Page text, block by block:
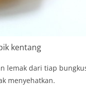
kentang
lemak dari tiap
menyehatkan.